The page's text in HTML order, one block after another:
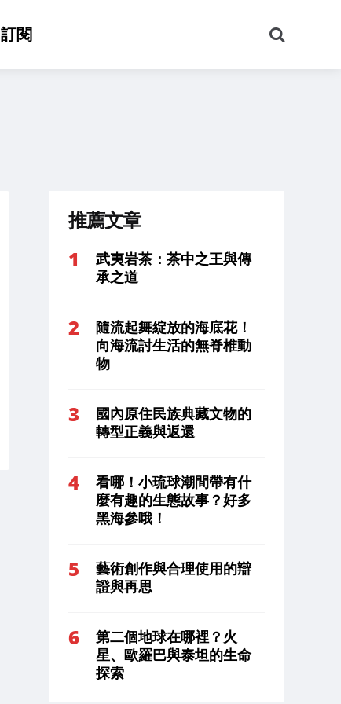
訂閱
尋
推薦文章
武夷岩茶：茶中之王與傳
承之道
隨流起舞綻放的海底花！
向海流討生活的無脊椎動
物
國內原住民族典藏文物的
轉型正義與返還
看哪！小琉球潮間帶有什
麼有趣的生態故事？好多
黑海參哦！
藝術創作與合理使用的辯
證與再思
第二個地球在哪裡？火
星、歐羅巴與泰坦的生命
探索